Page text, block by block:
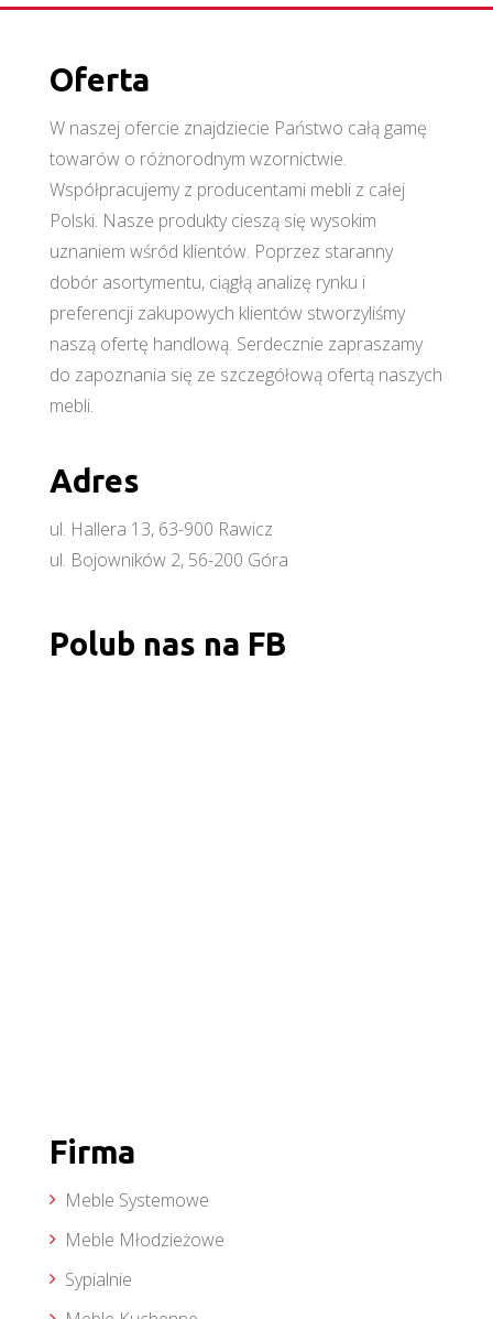
Oferta
W naszej ofercie znajdziecie Państwo całą gamę
towarów o różnorodnym wzornictwie.
Współpracujemy z producentami mebli z całej
Polski. Nasze produkty cieszą się wysokim
uznaniem wśród klientów. Poprzez staranny
dobór asortymentu, ciągłą analizę rynku i
preferencji zakupowych klientów stworzyliśmy
naszą ofertę handlową. Serdecznie zapraszamy
do zapoznania się ze szczegółową ofertą naszych
mebli.
Adres
ul. Hallera 13, 63-900 Rawicz
ul. Bojowników 2, 56-200 Góra
Polub nas na FB
Firma
Meble Systemowe
Meble Młodzieżowe
Sypialnie